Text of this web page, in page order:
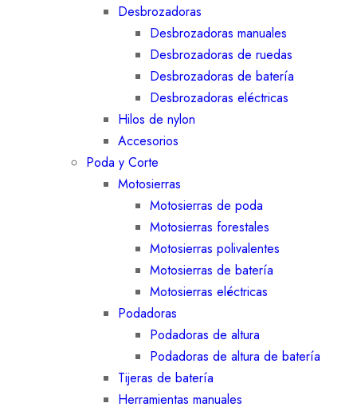
Desbrozadoras
Desbrozadoras manuales
Desbrozadoras de ruedas
Desbrozadoras de batería
Desbrozadoras eléctricas
Hilos de nylon
Accesorios
Poda y Corte
Motosierras
Motosierras de poda
Motosierras forestales
Motosierras polivalentes
Motosierras de batería
Motosierras eléctricas
Podadoras
Podadoras de altura
Podadoras de altura de batería
Tijeras de batería
Herramientas manuales